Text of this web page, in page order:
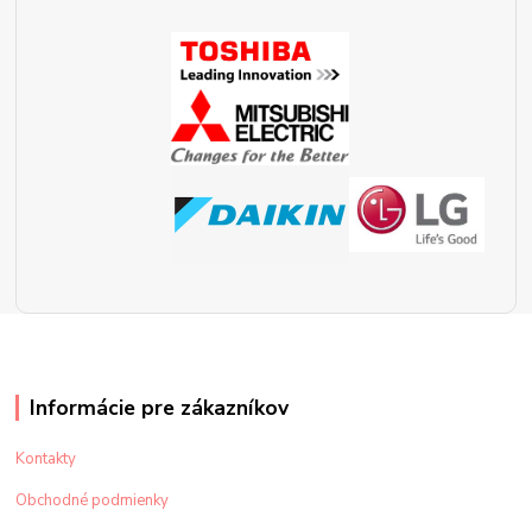
Informácie pre zákazníkov
Kontakty
Obchodné podmienky